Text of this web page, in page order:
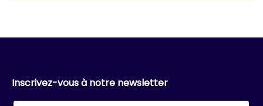
Inscrivez-vous à notre newsletter